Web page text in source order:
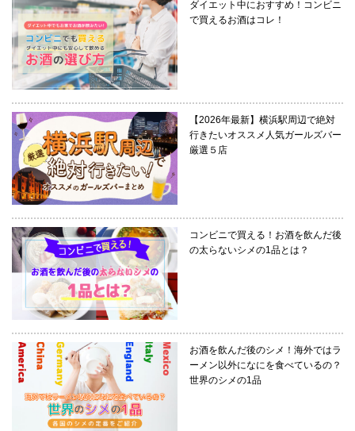
ダイエット中におすすめ！コンビニ
で買えるお酒はコレ！
【2026年最新】横浜駅周辺で絶対
行きたいオススメ人気ガールズバー
厳選５店
コンビニで買える！お酒を飲んだ後
の太らないシメの1品とは？
お酒を飲んだ後のシメ！海外ではラ
ーメン以外になにを食べているの？
世界のシメの1品